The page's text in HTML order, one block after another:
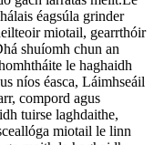
éagsúla grinder
miotail, gearrthóir
shuíomh chun an
le haghaidh
níos éasca, Láimhseáil
compord agus
tuirse laghdaithe,
miotail le linn